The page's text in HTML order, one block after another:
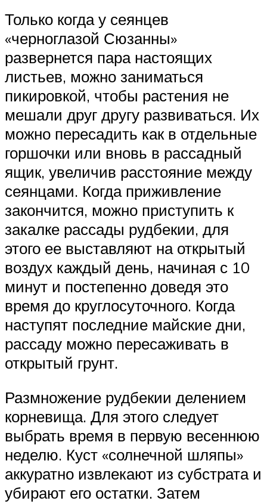
Только когда у сеянцев
«черноглазой Сюзанны»
развернется пара настоящих
листьев, можно заниматься
пикировкой, чтобы растения не
мешали друг другу развиваться. Их
можно пересадить как в отдельные
горшочки или вновь в рассадный
ящик, увеличив расстояние между
сеянцами. Когда приживление
закончится, можно приступить к
закалке рассады рудбекии, для
этого ее выставляют на открытый
воздух каждый день, начиная с 10
минут и постепенно доведя это
время до круглосуточного. Когда
наступят последние майские дни,
рассаду можно пересаживать в
открытый грунт.
Размножение рудбекии делением
корневища. Для этого следует
выбрать время в первую весеннюю
неделю. Куст «солнечной шляпы»
аккуратно извлекают из субстрата и
убирают его остатки. Затем